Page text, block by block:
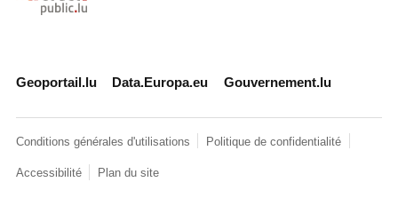
Geoportail.lu Data.Europa.eu Gouvernement.lu
Conditions générales d'utilisations Politique de confidentialité
Accessibilité Plan du site